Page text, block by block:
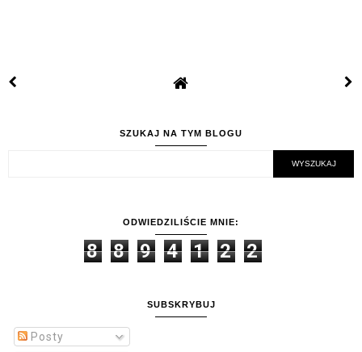
SZUKAJ NA TYM BLOGU
ODWIEDZILIŚCIE MNIE:
8 8 9 4 1 2 2
SUBSKRYBUJ
Posty